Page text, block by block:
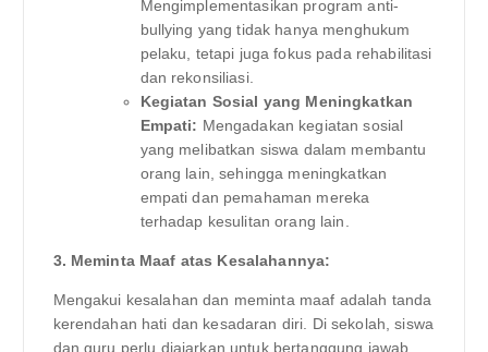
Mengimplementasikan program anti-
bullying yang tidak hanya menghukum
pelaku, tetapi juga fokus pada rehabilitasi
dan rekonsiliasi.
Kegiatan Sosial yang Meningkatkan
Empati: Mengadakan kegiatan sosial
yang melibatkan siswa dalam membantu
orang lain, sehingga meningkatkan
empati dan pemahaman mereka
terhadap kesulitan orang lain.
3. Meminta Maaf atas Kesalahannya:
Mengakui kesalahan dan meminta maaf adalah tanda
kerendahan hati dan kesadaran diri. Di sekolah, siswa
dan guru perlu diajarkan untuk bertanggung jawab